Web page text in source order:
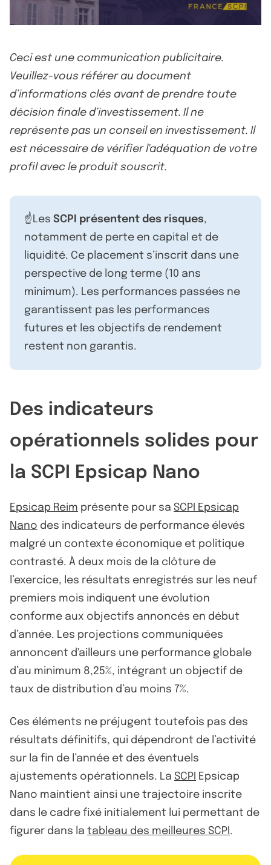
Ceci est une communication publicitaire.
Veuillez-vous référer au document
d’informations clés avant de prendre toute
décision finale d’investissement. Il ne
représente pas un conseil en investissement. Il
est nécessaire de vérifier l'adéquation de votre
profil avec le produit souscrit.
☝️Les SCPI présentent des risques,
notamment de perte en capital et de
liquidité. Ce placement s’inscrit dans une
perspective de long terme (10 ans
minimum). Les performances passées ne
garantissent pas les performances
futures et les objectifs de rendement
restent non garantis.
Des indicateurs
opérationnels solides pour
la SCPI Epsicap Nano
Epsicap Reim présente pour sa SCPI Epsicap
Nano des indicateurs de performance élevés
malgré un contexte économique et politique
contrasté. À deux mois de la clôture de
l’exercice, les résultats enregistrés sur les neuf
premiers mois indiquent une évolution
conforme aux objectifs annoncés en début
d’année. Les projections communiquées
annoncent d'ailleurs une performance globale
d’au minimum 8,25%, intégrant un objectif de
taux de distribution d’au moins 7%.
Ces éléments ne préjugent toutefois pas des
résultats définitifs, qui dépendront de l’activité
sur la fin de l’année et des éventuels
ajustements opérationnels. La SCPI Epsicap
Nano maintient ainsi une trajectoire inscrite
dans le cadre fixé initialement lui permettant de
figurer dans la tableau des meilleures SCPI .